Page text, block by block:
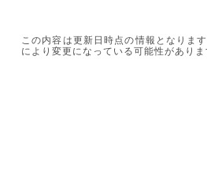
この内容は更新日時点の情報となりま
により変更になっている可能性がありま